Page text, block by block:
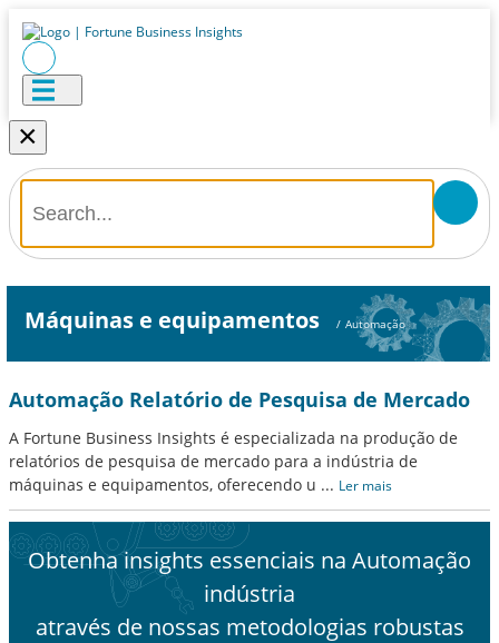
×
Máquinas e equipamentos / Automação
Automação Relatório de Pesquisa de Mercado
A Fortune Business Insights é especializada na produção de
relatórios de pesquisa de mercado para a indústria de
máquinas e equipamentos, oferecendo u ... Ler mais
Obtenha insights essenciais na Automação
indústria
através de nossas metodologias robustas